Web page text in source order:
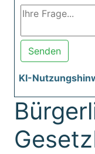
Senden
KI-